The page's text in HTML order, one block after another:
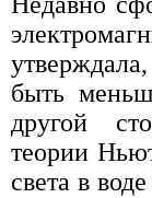
быть
другой
теории
света в